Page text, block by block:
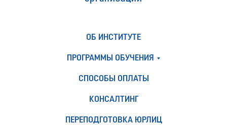
ОБ ИНСТИТУТЕ
ПРОГРАММЫ ОБУЧЕНИЯ
СПОСОБЫ ОПЛАТЫ
КОНСАЛТИНГ
ПЕРЕПОДГОТОВКА ЮРЛИЦ